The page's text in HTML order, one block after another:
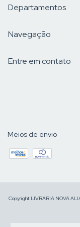
Departamentos
Navegação
Entre em contato
Meios de envio
Copyright LIVRARIA NOVA